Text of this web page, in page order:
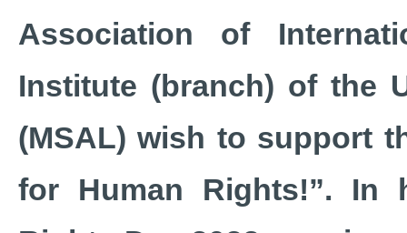
Association of
Institute (branch) of the
(MSAL) wish to support
for Human Rights!”. In